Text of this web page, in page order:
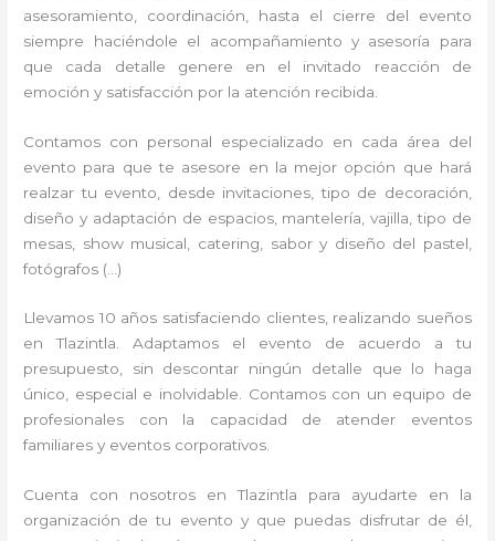
asesoramiento, coordinación, hasta el cierre del evento
siempre haciéndole el acompañamiento y asesoría para
que cada detalle genere en el invitado reacción de
emoción y satisfacción por la atención recibida.
Contamos con personal especializado en cada área del
evento para que te asesore en la mejor opción que hará
realzar tu evento, desde invitaciones, tipo de decoración,
diseño y adaptación de espacios, mantelería, vajilla, tipo de
mesas, show musical, catering, sabor y diseño del pastel,
fotógrafos (…)
Llevamos 10 años satisfaciendo clientes, realizando sueños
en Tlazintla. Adaptamos el evento de acuerdo a tu
presupuesto, sin descontar ningún detalle que lo haga
único, especial e inolvidable. Contamos con un equipo de
profesionales con la capacidad de atender eventos
familiares y eventos corporativos.
Cuenta con nosotros en Tlazintla para ayudarte en la
organización de tu evento y que puedas disfrutar de él,